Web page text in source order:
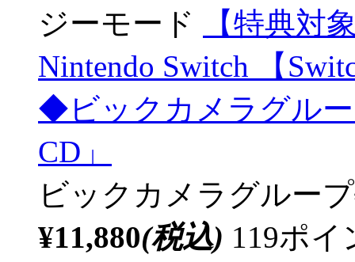
ジーモード
【特典対
Nintendo Switch 【
◆ビックカメラグル
CD」
ビックカメラグルー
¥11,880(税込) 119ポ